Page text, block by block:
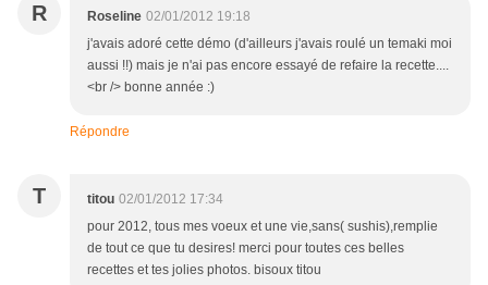
R Roseline 02/01/2012 19:18
j'avais adoré cette démo (d'ailleurs j'avais roulé un temaki moi
aussi !!) mais je n'ai pas encore essayé de refaire la recette....
<br /> bonne année :)
Répondre
T titou 02/01/2012 17:34
pour 2012, tous mes voeux et une vie,sans( sushis),remplie
de tout ce que tu desires! merci pour toutes ces belles
recettes et tes jolies photos. bisoux titou